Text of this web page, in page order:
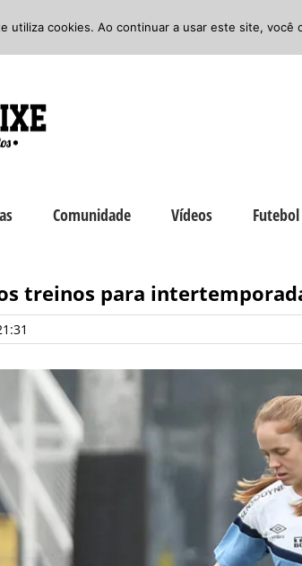
Comunidade Vídeos Futebol
treinos para
utiliza cookies. Ao continuar a usar este site, você